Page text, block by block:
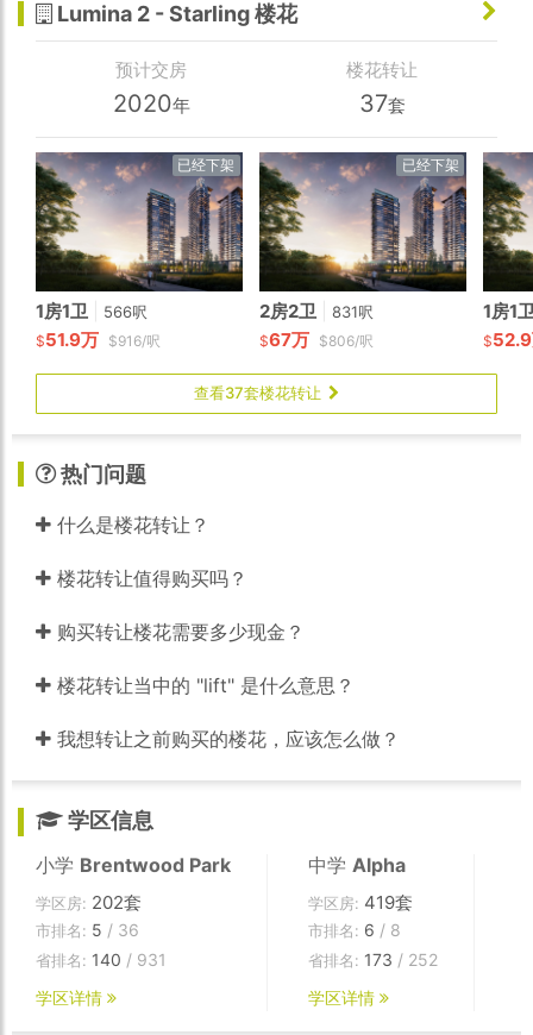
呎，带中央空调、车位和储物间。项目预计2020年底交
房，叫价$64.99万
Lumina 2 - Starling 楼花
预计交房
2020年
楼花转让
37套
已经下架
1房1卫 566呎
$51.9万 $916/呎
已经下架
2房2卫 831呎
$67万 $806/呎
1房1
$
查看37套楼花转让
热门问题
什么是楼花转让？
楼花转让值得购买吗？
购买转让楼花需要多少现金？
楼花转让当中的 "lift" 是什么意思？
我想转让之前购买的楼花，应该怎么做？
学区信息
小学 Brentwood Park
学区房: 202套
市排名: 5 / 36
省排名: 140 / 931
学区详情
中学 Alpha
学区房: 419套
市排名: 6 / 8
省排名: 173 / 252
学区详情